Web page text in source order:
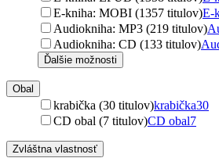
E-kniha: MOBI (1357 titulov)E-
Audiokniha: MP3 (219 titulov)
Audiokniha: CD (133 titulov)
Ďalšie možnosti
Obal
krabička (30 titulov)krabička30
CD obal (7 titulov)CD obal7
Zvláštna vlastnosť